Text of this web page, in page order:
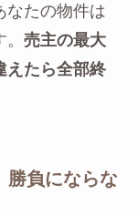
なたの物件は
売主の最大
えたら全部終
勝負にならな